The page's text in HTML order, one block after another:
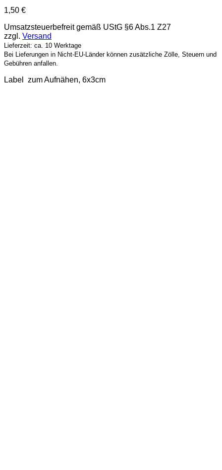
1,50 €
Umsatzsteuerbefreit gemäß UStG §6 Abs.1 Z27
zzgl. Versand
Lieferzeit: ca. 10 Werktage
Bei Lieferungen in Nicht-EU-Länder können zusätzliche Zölle, Steuern und
Gebühren anfallen.
Label zum Aufnähen, 6x3cm